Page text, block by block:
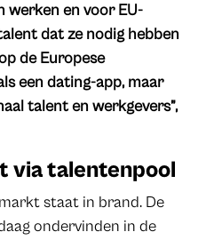
werken en voor EU-
dat ze nodig hebben
de Europese
een dating-app, maar
talent en werkgevers”,
via talentenpool
staat in brand. De
ondervinden in de